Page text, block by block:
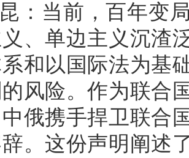
：当前，百年变
、单边主义沉渣
和以国际法为基
风险。作为联合
俄携手捍卫联合
辞。这份声明阐述